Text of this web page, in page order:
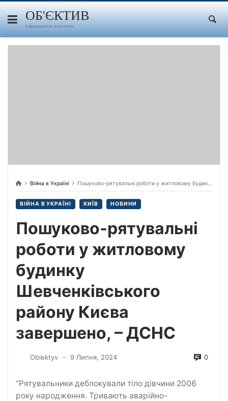
Skip
content ОБ'ЄКТИВ
Інформаційне агентство
Війна в Україні Пошуково-рятувальні роботи у житловому будинку Шевченківського району Києва завершено, – ДСНС
ВІЙНА В УКРАЇНІ КИЇВ НОВИНИ
Пошуково-рятувальні
роботи у житловому
будинку
Шевченківського
району Києва
завершено, – ДСНС
Obiektyv — 9 Липня, 2024 0
“Рятувальники деблокували тіло дівчини 2006
року народження. Тривають аварійно-